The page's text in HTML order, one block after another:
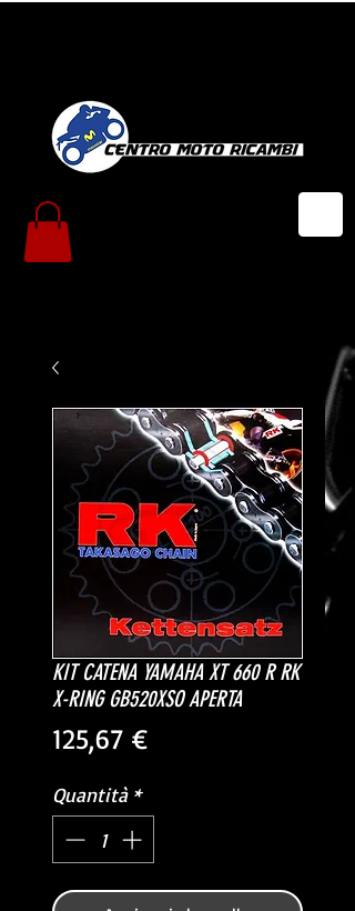
KIT CATENA YAMAHA XT 660 R RK
X-RING GB520XSO APERTA
125,67 €Prezzo
Quantità *